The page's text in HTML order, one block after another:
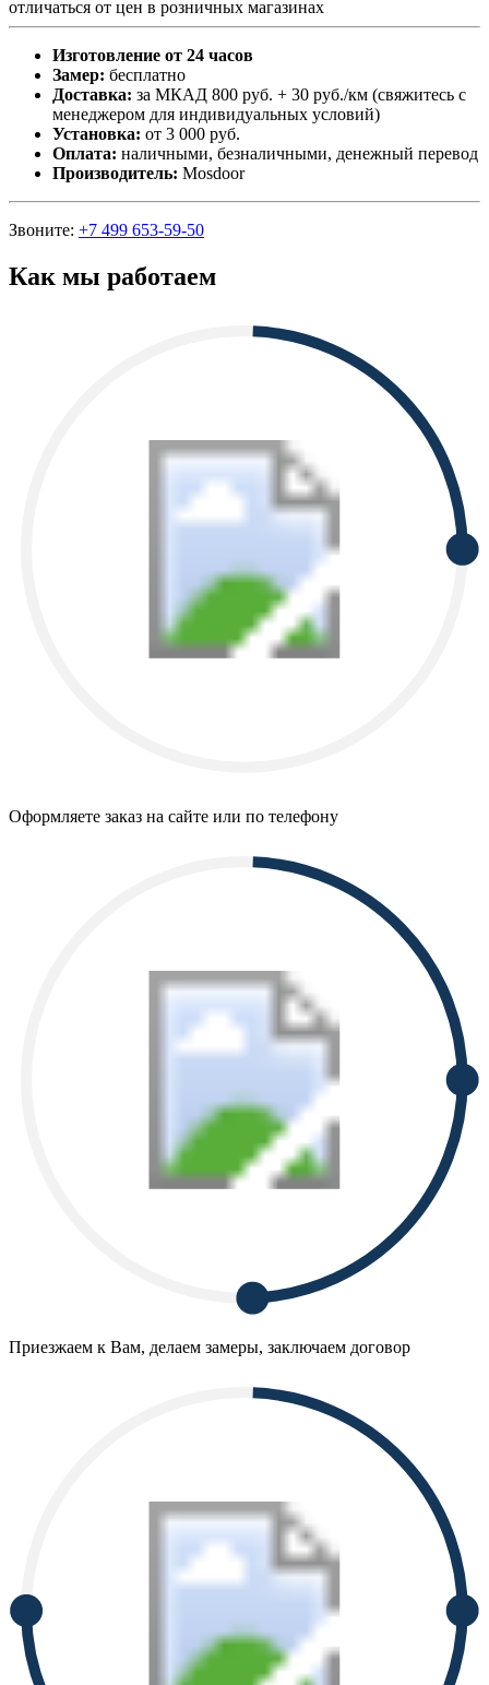
отличаться от цен в розничных магазинах
Изготовление от 24 часов
Замер: бесплатно
Доставка: за МКАД 800 руб. + 30 руб./км (свяжитесь с
менеджером для индивидуальных условий)
Установка: от 3 000 руб.
Оплата: наличными, безналичными, денежный перевод
Производитель: Mosdoor
Звоните: +7 499 653-59-50
Как мы работаем
Оформляете заказ на сайте или по телефону
Приезжаем к Вам, делаем замеры, заключаем договор